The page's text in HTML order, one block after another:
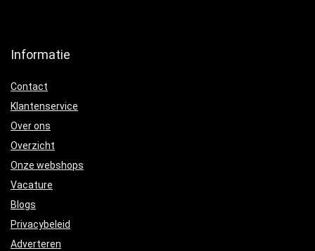
Informatie
Contact
Klantenservice
Over ons
Overzicht
Onze webshops
Vacature
Blogs
Privacybeleid
Adverteren